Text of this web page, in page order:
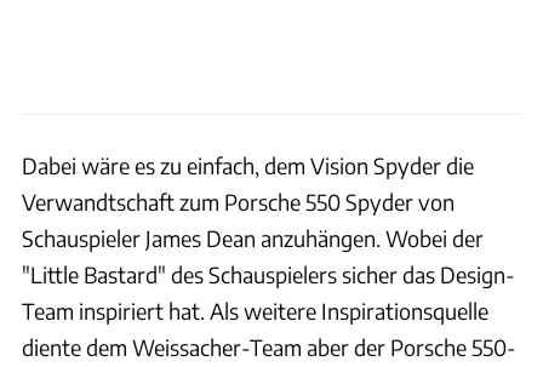
Dabei wäre es zu einfach, dem Vision Spyder die
Verwandtschaft zum Porsche 550 Spyder von
Schauspieler James Dean anzuhängen. Wobei der
"Little Bastard" des Schauspielers sicher das Design-
Team inspiriert hat. Als weitere Inspirationsquelle
diente dem Weissacher-Team aber der Porsche 550-